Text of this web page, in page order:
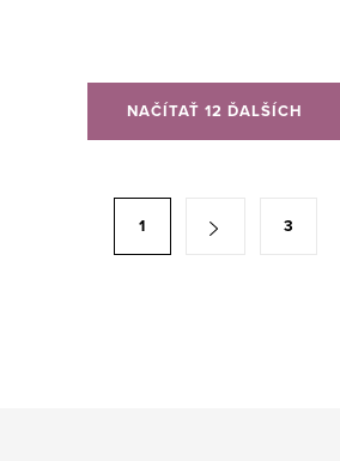
NAČÍTAŤ 12 ĎALŠÍCH
1 3